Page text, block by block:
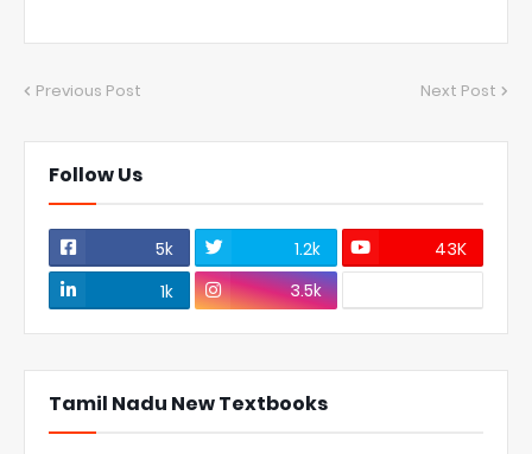
Previous Post Next Post
Follow Us
5k 1.2k
43K
1k
3.5k
Tamil Nadu New Textbooks